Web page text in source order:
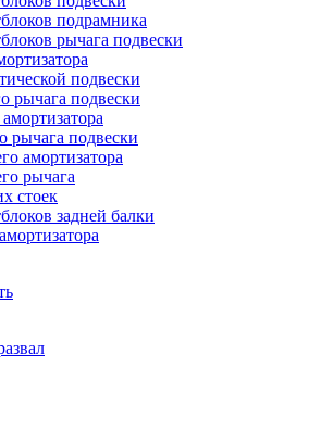
подрамника
рычага подвески
подвески
рычага подвески
рычага подвески
амортизатора
рычага
стоек
задней балки